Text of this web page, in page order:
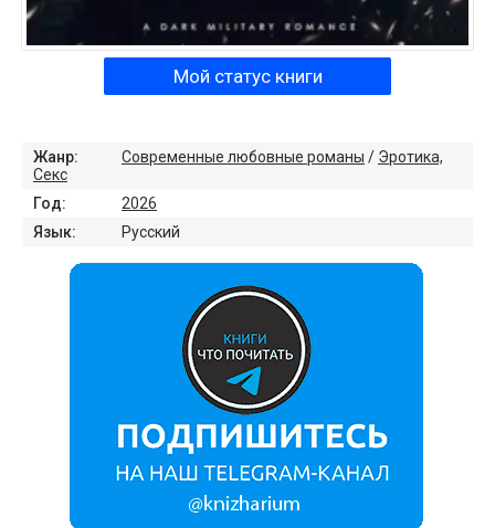
Мой статус книги
Жанр: Современные любовные романы / Эротика,
Секс
Год:
2026
Язык:
Русский